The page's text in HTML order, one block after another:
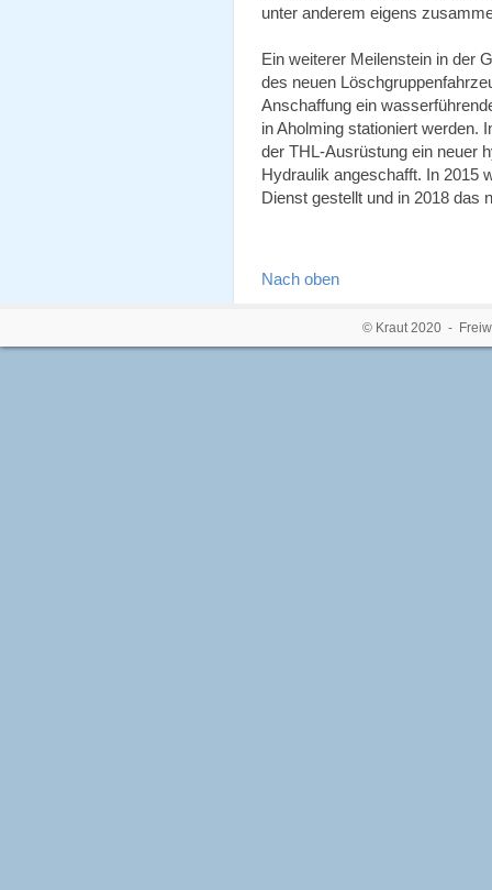
unter anderem eigens
Ein weiterer Meilenstein in der
des neuen
Anschaffung ein
in Aholming stationiert werden.
der THL-Ausrüstung ein neuer
Hydraulik angeschafft. In 2015
Dienst gestellt und in 2018 das
Nach oben
© Kraut 2020 -